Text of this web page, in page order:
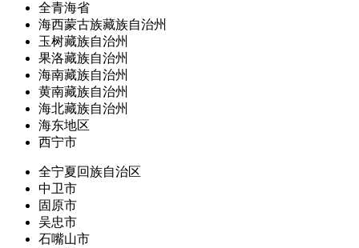
全青海省
海西蒙古族藏族自治州
玉树藏族自治州
果洛藏族自治州
海南藏族自治州
黄南藏族自治州
海北藏族自治州
海东地区
西宁市
全宁夏回族自治区
中卫市
固原市
吴忠市
石嘴山市